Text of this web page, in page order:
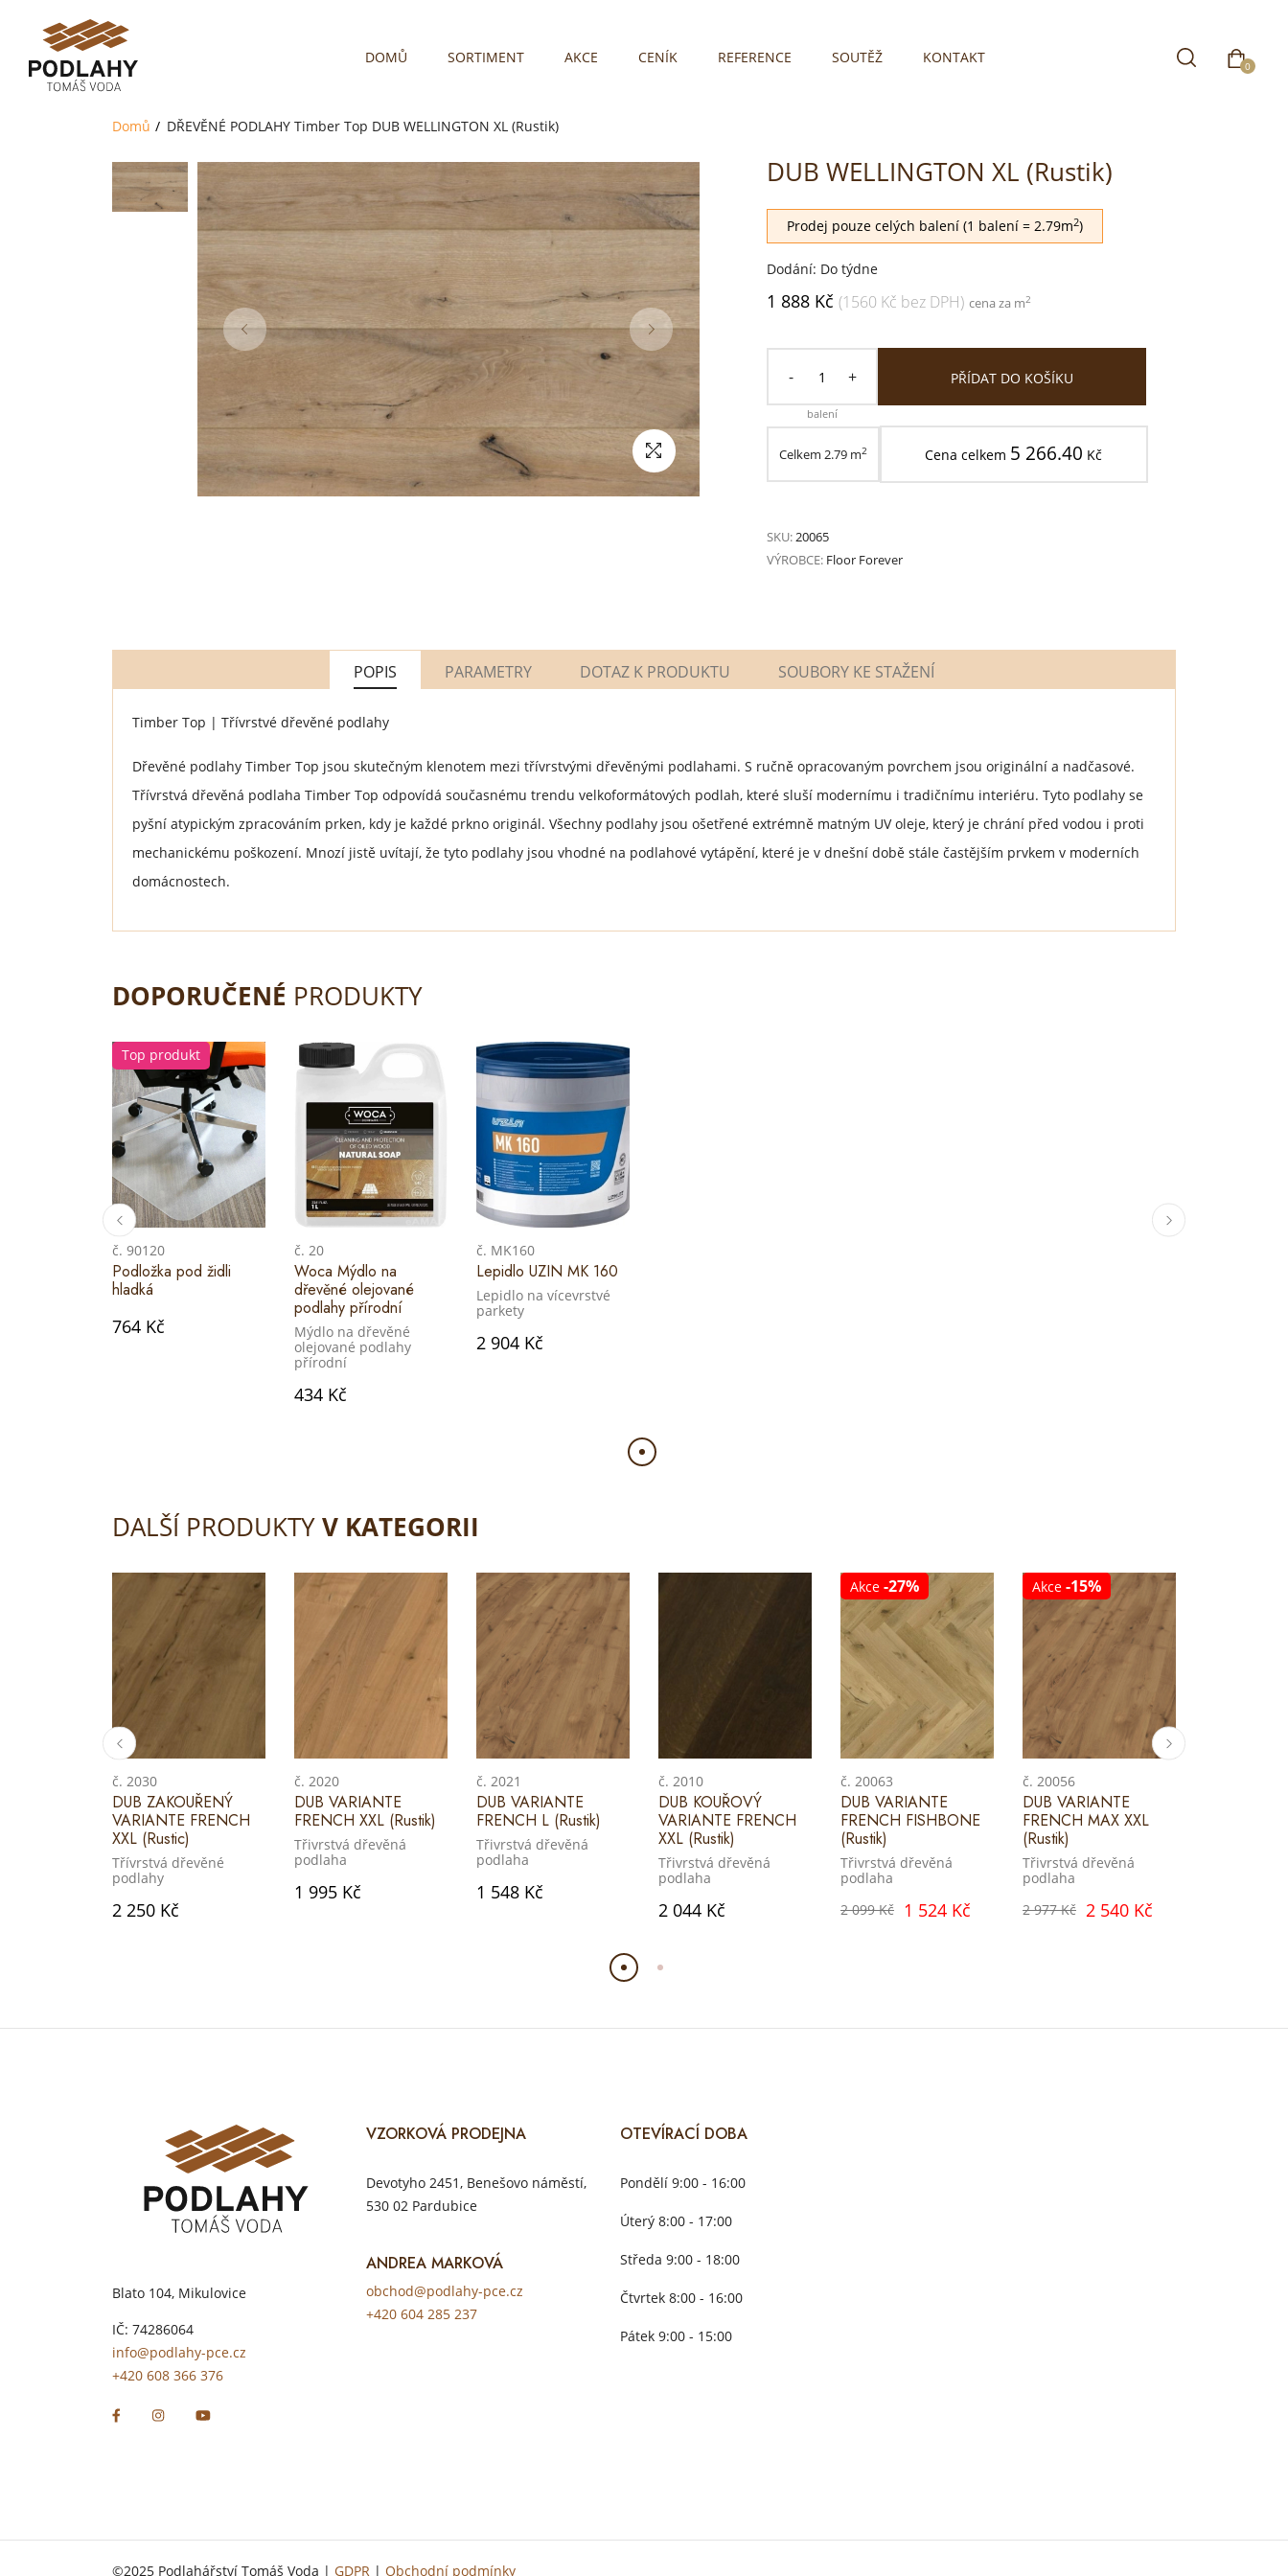
DOMŮ SORTIMENT AKCE CENÍK REFERENCE SOUTĚŽ KONTAKT 0
Domů DŘEVĚNÉ PODLAHY Timber Top DUB WELLINGTON XL (Rustik)
DUB WELLINGTON XL (Rustik)
Prodej pouze celých balení (1 balení = 2.79m2)
Dodání: Do týdne
1 888 Kč (1560 Kč bez DPH) cena za m2
- +
balení
PŘÍDAT DO KOŠÍKU
Celkem 2.79m2 Cena celkem 5 266.40 Kč
SKU:20065
VÝROBCE: Floor Forever
POPIS PARAMETRY DOTAZ K PRODUKTU SOUBORY KE STAŽENÍ
Timber Top | Třívrstvé dřevěné podlahy
Dřevěné podlahy Timber Top jsou skutečným klenotem mezi třívrstvými dřevěnými podlahami. S ručně opracovaným povrchem jsou originální a nadčasové.
Třívrstvá dřevěná podlaha Timber Top odpovídá současnému trendu velkoformátových podlah, které sluší modernímu i tradičnímu interiéru. Tyto podlahy se
pyšní atypickým zpracováním prken, kdy je každé prkno originál. Všechny podlahy jsou ošetřené extrémně matným UV oleje, který je chrání před vodou i proti
mechanickému poškození. Mnozí jistě uvítají, že tyto podlahy jsou vhodné na podlahové vytápění, které je v dnešní době stále častějším prvkem v moderních
domácnostech.
DOPORUČENÉ PRODUKTY
Top produkt
č. 90120
Podložka pod židli
hladká
764 Kč
č. 20
Woca Mýdlo na
dřevěné olejované
podlahy přírodní
Mýdlo na dřevěné
olejované podlahy
přírodní
434 Kč
č. MK160
Lepidlo UZIN MK 160
Lepidlo na vícevrstvé
parkety
2 904 Kč
DALŠÍ PRODUKTYV KATEGORII
č. 2030
DUB ZAKOUŘENÝ
VARIANTE FRENCH
XXL (Rustic)
Třívrstvá dřevěné
podlahy
2 250 Kč
č. 2020
DUB VARIANTE
FRENCH XXL (Rustik)
Třivrstvá dřevěná
podlaha
1 995 Kč
č. 2021
DUB VARIANTE
FRENCH L (Rustik)
Třivrstvá dřevěná
podlaha
1 548 Kč
č. 2010
DUB KOUŘOVÝ
VARIANTE FRENCH
XXL (Rustik)
Třivrstvá dřevěná
podlaha
2 044 Kč
Akce -27%
č. 20063
DUB VARIANTE
FRENCH FISHBONE
(Rustik)
Třivrstvá dřevěná
podlaha
2 099 Kč
1 524 Kč
Akce -15%
č. 20056
DUB VARIANTE
FRENCH MAX XXL
(Rustik)
Třivrstvá dřevěná
podlaha
2 977 Kč 2 540 Kč
Blato 104, Mikulovice
IČ: 74286064
info@podlahy-pce.cz
+420 608 366 376
VZORKOVÁ PRODEJNA
Devotyho 2451, Benešovo náměstí,
530 02 Pardubice
ANDREA MARKOVÁ
obchod@podlahy-pce.cz
+420 604 285 237
OTEVÍRACÍ DOBA
Pondělí 9:00 - 16:00
Úterý 8:00 - 17:00
Středa 9:00 - 18:00
Čtvrtek 8:00 - 16:00
Pátek 9:00 - 15:00
©2025 Podlahářství Tomáš Voda | GDPR | Obchodní podmínky